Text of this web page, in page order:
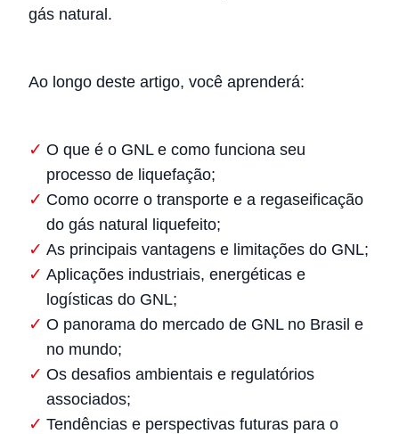
gás natural.
Ao longo deste artigo, você aprenderá:
O que é o GNL e como funciona seu
processo de liquefação;
Como ocorre o transporte e a regaseificação
do gás natural liquefeito;
As principais vantagens e limitações do GNL;
Aplicações industriais, energéticas e
logísticas do GNL;
O panorama do mercado de GNL no Brasil e
no mundo;
Os desafios ambientais e regulatórios
associados;
Tendências e perspectivas futuras para o